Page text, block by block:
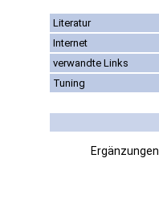
Literatur
Internet
verwandte Links
Tuning